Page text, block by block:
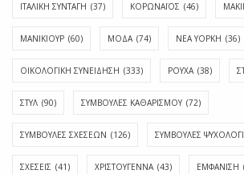
ΙΤΑΛΙΚΗ ΣΥΝΤΑΓΗ (37) ΚΟΡΩΝΑΪΟΣ (46)
ΜΑΝΙΚΙΟΥΡ (60) ΜΟΔΑ (74) ΝΕΑ ΥΟΡΚΗ (36)
ΟΙΚΟΛΟΓΙΚΗ ΣΥΝΕΙΔΗΣΗ (333) ΡΟΥΧΑ (38)
ΣΤΥΛ (90) ΣΥΜΒΟΥΛΕΣ ΚΑΘΑΡΙΣΜΟΥ (72)
ΣΥΜΒΟΥΛΕΣ ΣΧΕΣΕΩΝ (126) ΣΥΜΒΟΥΛΕΣ
ΣΧΕΣΕΙΣ (41) ΧΡΙΣΤΟΥΓΕΝΝΑ (43) ΕΜΦΆΝΙΣΗ